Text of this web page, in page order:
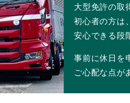
大型免許の取
初心者の方は
安心できる段
事前に休日を
ご心配な点が